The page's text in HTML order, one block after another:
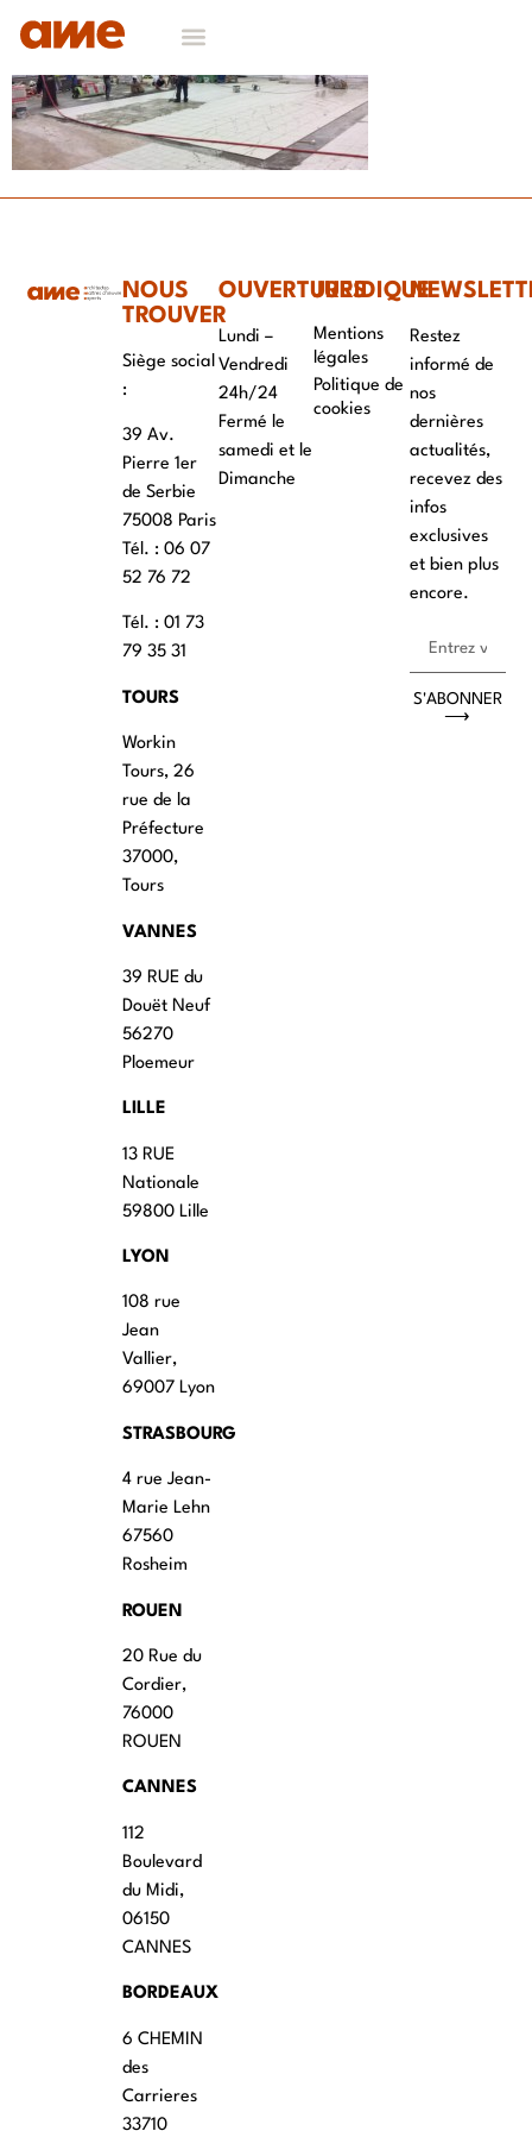
NOUS
TROUVER
Siège social
:
39 Av.
Pierre 1er
de Serbie
75008 Paris
Tél. : ‭06 07
52 76 72
Tél. : 01 73
79 35 31
TOURS
Workin
Tours, 26
rue de la
Préfecture
37000,
Tours
VANNES
39 RUE du
Douët Neuf
56270
Ploemeur
LILLE
13 RUE
Nationale
59800 Lille
LYON
108 rue
Jean
Vallier,
69007 Lyon
STRASBOURG
4 rue Jean-
Marie Lehn
67560
Rosheim
ROUEN
20 Rue du
Cordier,
76000
ROUEN
CANNES
112
Boulevard
du Midi,
06150
CANNES
BORDEAUX
6 CHEMIN
des
Carrieres
33710
OUVERTURES
Lundi –
Vendredi
24h/24
Fermé le
samedi et le
Dimanche
JURIDIQUE
Mentions
légales
Politique de
cookies
Restez
informé de
nos
dernières
actualités,
recevez des
infos
exclusives
et bien plus
encore.
S'ABONNER
⟶